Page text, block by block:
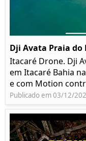
Dji Avata Praia do
Itacaré Drone. Dji
em Itacaré Bahia
e com Motion
Publicado em 03/12/